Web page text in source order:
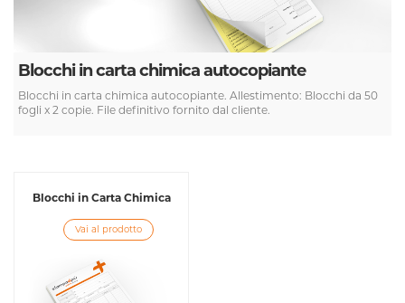
Blocchi in carta chimica autocopiante
Blocchi in carta chimica autocopiante. Allestimento: Blocchi da 50
fogli x 2 copie. File definitivo fornito dal cliente.
Blocchi in Carta Chimica
Vai al prodotto